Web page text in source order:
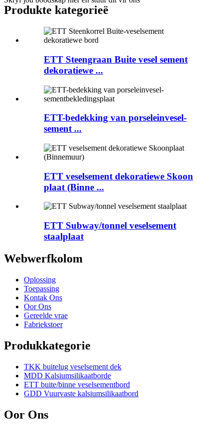
Produkte kategorieë
ETT Steengraan Buite vesel sement
dekoratiewe ...
ETT-bedekking van porseleinvesel-
sement ...
ETT veselsement dekoratiewe Skoon
plaat (Binne ...
ETT Subway/tonnel veselsement
staalplaat
Webwerfkolom
Oplossing
Toepassing
Kontak Ons
Oor Ons
Gereelde vrae
Fabriekstoer
Produkkategorie
TKK buitelug veselsement dek
MDD Kalsiumsilikaatborde
ETT buite/binne veselsementbord
GDD Vuurvaste kalsiumsilikaatbord
Oor Ons